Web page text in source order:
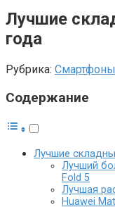
Лучшие
года
Рубрика: Смартфоны
Содержание
Лучшие
Лучший
Fold 5
Лучшая
Huawei